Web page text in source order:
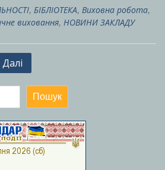
, БІБЛІОТЕКА, Виховна робота,
виховання, НОВИНИ ЗАКЛАДУ
Далі
Пошук